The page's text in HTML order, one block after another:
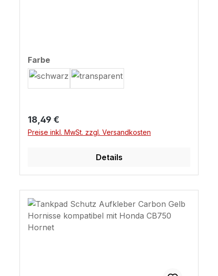
Farbeauswählen
Regulärer Preis:
18,49 €
Preise inkl. MwSt. zzgl. Versandkosten
Details